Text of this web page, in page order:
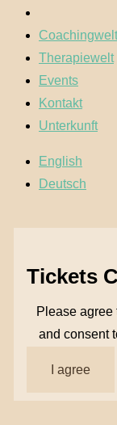
Coachingwelt
Therapiewelt
Events
Kontakt
Unterkunft
English
Deutsch
Tickets
Please agree
and consent
I agree